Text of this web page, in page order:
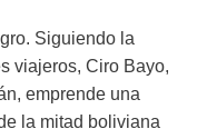
Siguiendo la
viajeros, Ciro Bayo,
emprende una
la mitad boliviana